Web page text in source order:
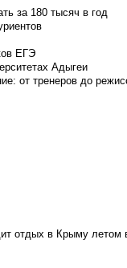
за 180 тысяч в год
ЕГЭ
Адыгеи
от тренеров до
отдых в Крыму летом